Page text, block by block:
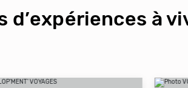
d’expériences à